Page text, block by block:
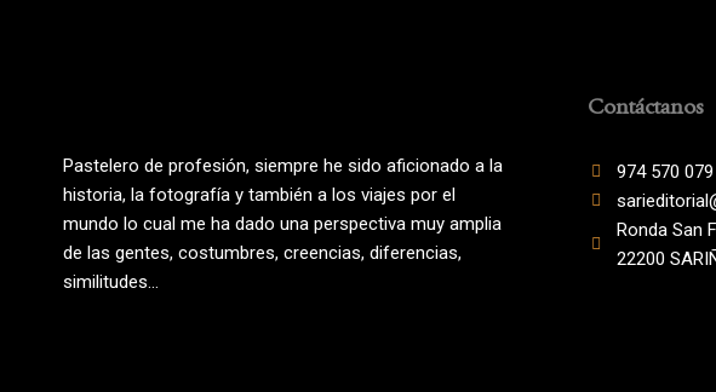
Pastelero de profesión, siempre he sido aficionado a la
historia, la fotografía y también a los viajes por el
mundo lo cual me ha dado una perspectiva muy amplia
de las gentes, costumbres, creencias, diferencias,
similitudes…
Contáctanos
974 570
Ronda San
22200